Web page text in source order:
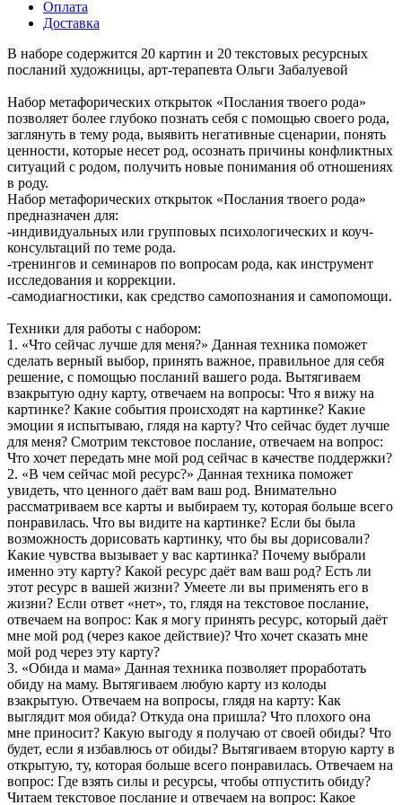
220₽
Варианты цен
220₽
Подробности
Много
Хочу в подарок
Характеристики
Наличие
Видео
Отзывы
Как купить
Оплата
Доставка
В наборе содержится 20 картин и 20 текстовых ресурсных
посланий художницы, арт-терапевта Ольги Забалуевой
Набор метафорических открыток «Послания твоего рода»
позволяет более глубоко познать себя с помощью своего рода,
заглянуть в тему рода, выявить негативные сценарии, понять
ценности, которые несет род, осознать причины конфликтных
ситуаций с родом, получить новые понимания об отношениях
в роду.
Набор метафорических открыток «Послания твоего рода»
предназначен для:
-индивидуальных или групповых психологических и коуч-
консультаций по теме рода.
-тренингов и семинаров по вопросам рода, как инструмент
исследования и коррекции.
-самодиагностики, как средство самопознания и самопомощи.
Техники для работы с набором:
1. «Что сейчас лучше для меня?» Данная техника поможет
сделать верный выбор, принять важное, правильное для себя
решение, с помощью посланий вашего рода. Вытягиваем
взакрытую одну карту, отвечаем на вопросы: Что я вижу на
картинке? Какие события происходят на картинке? Какие